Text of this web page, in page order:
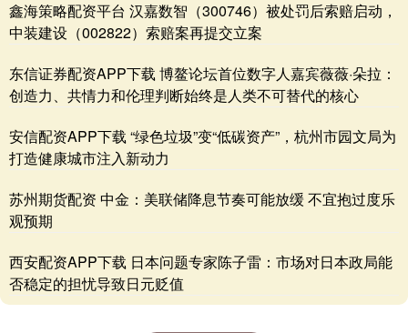
鑫海策略配资平台 汉嘉数智（300746）被处罚后索赔启动，
中装建设（002822）索赔案再提交立案
东信证券配资APP下载 博鳌论坛首位数字人嘉宾薇薇·朵拉：
创造力、共情力和伦理判断始终是人类不可替代的核心
安信配资APP下载 “绿色垃圾”变“低碳资产”，杭州市园文局为
打造健康城市注入新动力
苏州期货配资 中金：美联储降息节奏可能放缓 不宜抱过度乐
观预期
西安配资APP下载 日本问题专家陈子雷：市场对日本政局能
否稳定的担忧导致日元贬值